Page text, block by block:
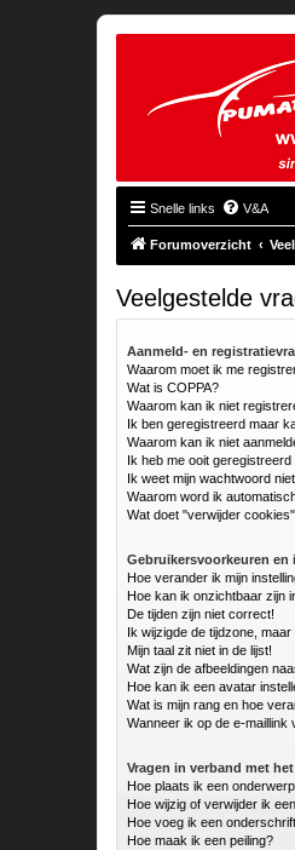
Snelle links V&A
Forumoverzicht
Veelgestelde
Aanmeld- en
Waarom moet ik me
Wat is COPPA?
Waarom kan ik niet
Ik ben geregistreerd maar
Waarom kan ik niet
Ik heb me ooit
Ik weet mijn wachtwoord
Waarom word ik
Wat doet "verwijder
Gebruikersvoorkeuren en
Hoe verander ik mijn
Hoe kan ik onzichtbaar zijn
De tijden zijn niet correct!
Ik wijzigde de tijdzone,
Mijn taal zit niet in de lijst!
Wat zijn de afbeeldingen
Hoe kan ik een avatar
Wat is mijn rang en hoe
Wanneer ik op de e-maillink
Vragen in verband met
Hoe plaats ik een
Hoe wijzig of verwijder ik
Hoe voeg ik een
Hoe maak ik een peiling?